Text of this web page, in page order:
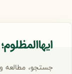
جستجو، مطالعه